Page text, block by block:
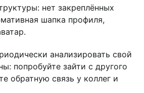
нет закреплённых
шапка профиля,
анализировать свой
попробуйте зайти с другого
обратную связь у коллег и